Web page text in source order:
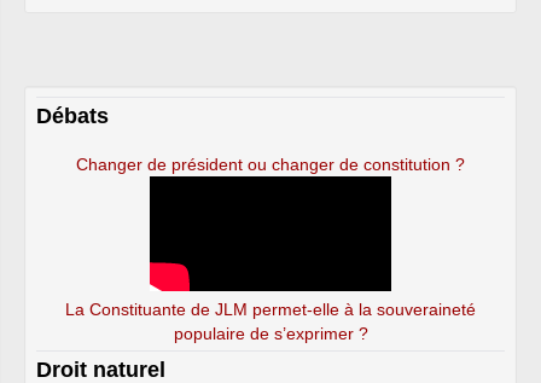
Débats
Changer de président ou changer de constitution ?
La Constituante de JLM permet-elle à la souveraineté
populaire de s’exprimer ?
Droit naturel